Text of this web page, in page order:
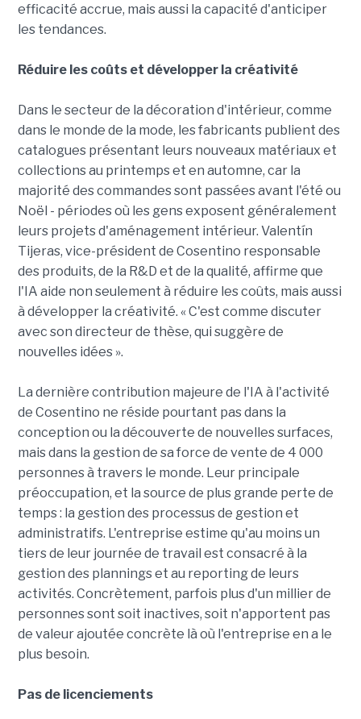
efficacité accrue, mais aussi la capacité d'anticiper
les tendances.
Réduire les coûts et développer la créativité
Dans le secteur de la décoration d'intérieur, comme
dans le monde de la mode, les fabricants publient des
catalogues présentant leurs nouveaux matériaux et
collections au printemps et en automne, car la
majorité des commandes sont passées avant l'été ou
Noël - périodes où les gens exposent généralement
leurs projets d'aménagement intérieur. Valentín
Tijeras, vice-président de Cosentino responsable
des produits, de la R&D et de la qualité, affirme que
l'IA aide non seulement à réduire les coûts, mais aussi
à développer la créativité. « C'est comme discuter
avec son directeur de thèse, qui suggère de
nouvelles idées ».
La dernière contribution majeure de l'IA à l'activité
de Cosentino ne réside pourtant pas dans la
conception ou la découverte de nouvelles surfaces,
mais dans la gestion de sa force de vente de 4 000
personnes à travers le monde. Leur principale
préoccupation, et la source de plus grande perte de
temps : la gestion des processus de gestion et
administratifs. L'entreprise estime qu'au moins un
tiers de leur journée de travail est consacré à la
gestion des plannings et au reporting de leurs
activités. Concrètement, parfois plus d'un millier de
personnes sont soit inactives, soit n'apportent pas
de valeur ajoutée concrète là où l'entreprise en a le
plus besoin.
Pas de licenciements